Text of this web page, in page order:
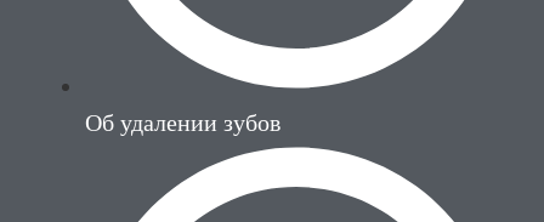
Об удалении зубов